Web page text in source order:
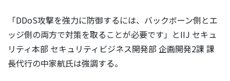
「DDoS攻撃を強力に防御するには、バックボーン側とエ
ッジ側の両方で対策を取ることが必要です」とIIJ セキュ
リティ本部 セキュリティビジネス開発部 企画開発2課 課
長代行の中家航氏は強調する。